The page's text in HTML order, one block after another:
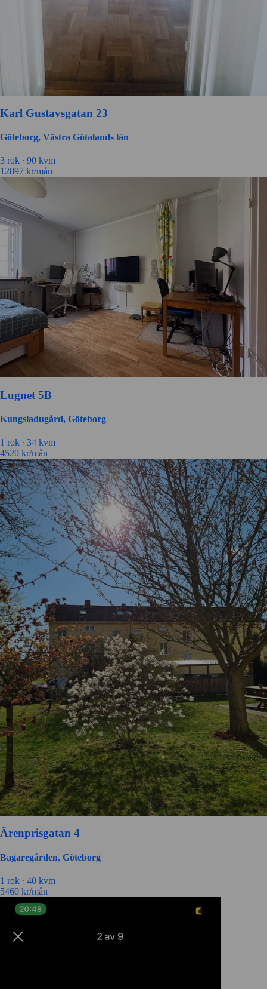
Karl Gustavsgatan 23
Göteborg, Västra Götalands län
3 rok ∙ 90 kvm
12897 kr/mån
Lugnet 5B
Kungsladugård, Göteborg
1 rok ∙ 34 kvm
4520 kr/mån
Ärenprisgatan 4
Bagaregården, Göteborg
1 rok ∙ 40 kvm
5460 kr/mån